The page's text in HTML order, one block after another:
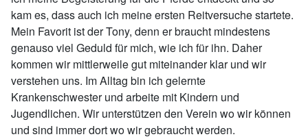
kam es, dass auch ich meine ersten Reitversuche startete.
Mein Favorit ist der Tony, denn er braucht mindestens
genauso viel Geduld für mich, wie ich für ihn. Daher
kommen wir mittlerweile gut miteinander klar und wir
verstehen uns. Im Alltag bin ich gelernte
Krankenschwester und arbeite mit Kindern und
Jugendlichen. Wir unterstützen den Verein wo wir können
und sind immer dort wo wir gebraucht werden.